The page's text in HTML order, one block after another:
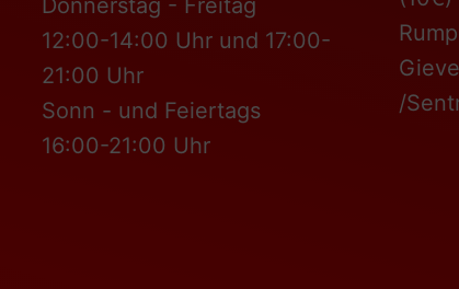
Donnerstag - Freitag
12:00-14:00 Uhr und 17:00-
21:00 Uhr
Sonn - und Feiertags
16:00-21:00 Uhr
/